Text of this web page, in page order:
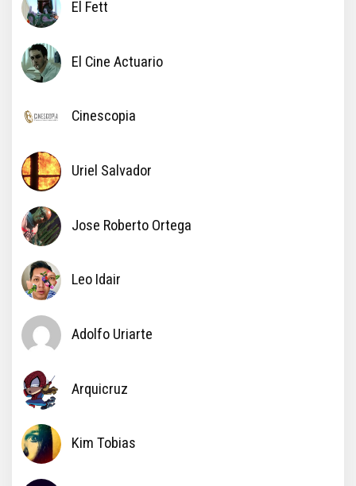
El Fett
El Cine Actuario
Cinescopia
Uriel Salvador
Jose Roberto Ortega
Leo Idair
Adolfo Uriarte
Arquicruz
Kim Tobias